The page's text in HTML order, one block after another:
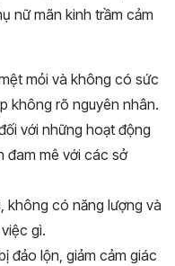
nữ mãn kinh trầm cảm
mỏi và không có sức
không rõ nguyên nhân.
với những hoạt động
đam mê với các sở
không có năng lượng và
gì.
đảo lộn, giảm cảm giác